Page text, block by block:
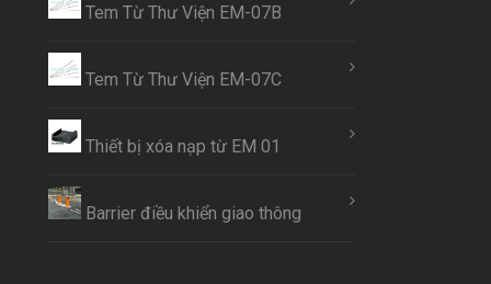
Tem Từ Thư Viện EM-07B
Tem Từ Thư Viện EM-07C
Thiết bị xóa nạp từ EM 01
Barrier điều khiển giao thông